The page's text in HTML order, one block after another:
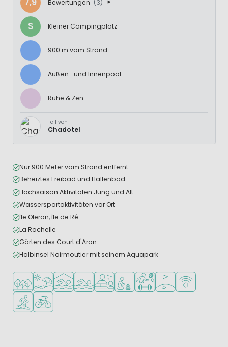
Bewertungen (3)
S Kleiner Campingplatz
900 m vom Strand
Außen- und Innenpool
Ruhe & Zen
Teil von
Chadotel
Nur 900 Meter vom Strand entfernt
Beheiztes Freibad und Hallenbad
Hochsaison Aktivitäten Jung und Alt
Wassersportaktivitäten vor Ort
île Oleron, île de Ré
La Rochelle
Gärten des Court d'Aron
Halbinsel Noirmoutier mit seinem Aquapark
In waldreicher Umgebung
Am Strand und Meer
HallenbadFreibadWellness-Einrichtungen
Empfohlen für kleine Kinder
Viele Sportmöglichkeiten
Golfplatz in der
WLAN
Wassersportmöglichkeiten
Fahrradverleih